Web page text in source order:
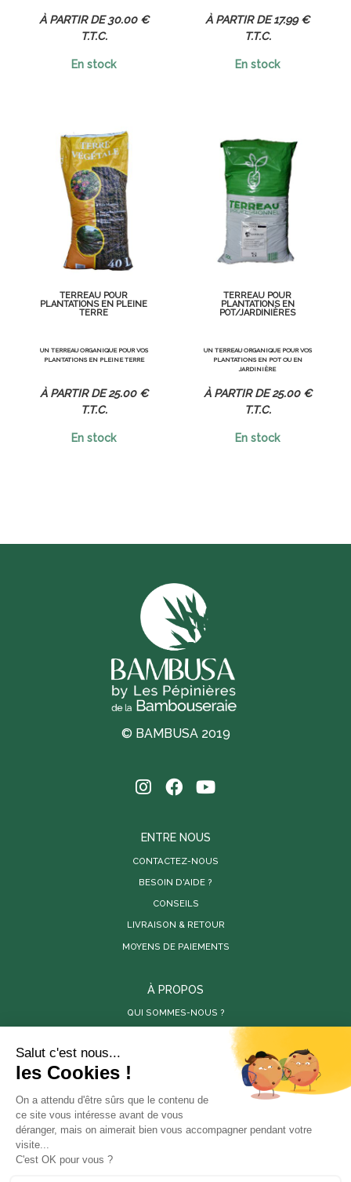
30.00 €
T.T.C.
En stock
17.99 €
T.T.C.
En stock
TERREAU POUR
PLANTATIONS EN PLEINE
TERRE
UN TERREAU ORGANIQUE POUR VOS
PLANTATIONS EN PLEINE TERRE
25.00 €
T.T.C.
En stock
TERREAU POUR
PLANTATIONS EN
POT/JARDINIÈRES
UN TERREAU ORGANIQUE POUR VOS
PLANTATIONS EN POT OU EN
JARDINIÈRE
25.00 €
T.T.C.
En stock
© BAMBUSA 2019
ENTRE NOUS
CONTACTEZ-NOUS
BESOIN D'AIDE ?
CONSEILS
LIVRAISON & RETOUR
MOYENS DE PAIEMENTS
À PROPOS
QUI SOMMES-NOUS ?
SITES PARTENAIRES